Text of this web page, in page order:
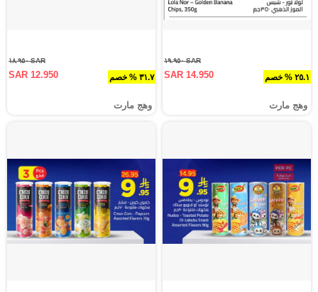
٢٥.١ % خصم
SAR ١٩.٩٥٠
SAR 14.950
وهج مارت
٣١.٧ % خصم
SAR ١٨.٩٥٠
SAR 12.950
وهج مارت